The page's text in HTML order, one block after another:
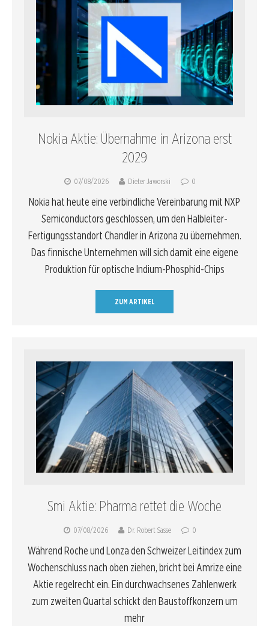
Nokia Aktie: Übernahme in Arizona erst
2029
07/08/2026 Dieter Jaworski 0
Nokia hat heute eine verbindliche Vereinbarung mit NXP
Semiconductors geschlossen, um den Halbleiter-
Fertigungsstandort Chandler in Arizona zu übernehmen.
Das finnische Unternehmen will sich damit eine eigene
Produktion für optische Indium-Phosphid-Chips
ZUM ARTIKEL
Smi Aktie: Pharma rettet die Woche
07/08/2026 Dr. Robert Sasse 0
Während Roche und Lonza den Schweizer Leitindex zum
Wochenschluss nach oben ziehen, bricht bei Amrize eine
Aktie regelrecht ein. Ein durchwachsenes Zahlenwerk
zum zweiten Quartal schickt den Baustoffkonzern um
mehr